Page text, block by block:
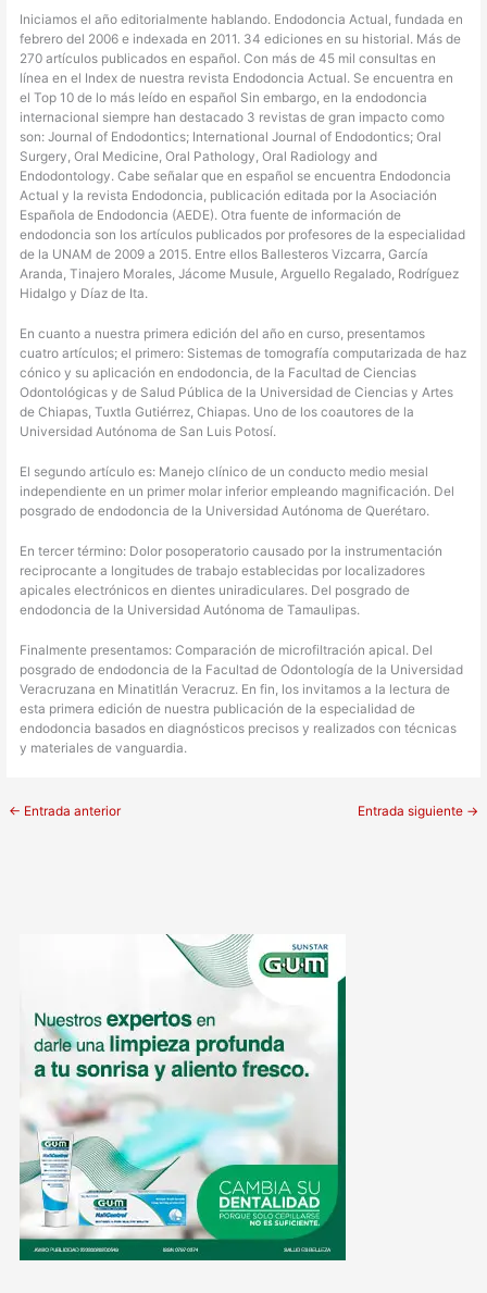
Iniciamos el año editorialmente hablando. Endodoncia Actual, fundada en
febrero del 2006 e indexada en 2011. 34 ediciones en su historial. Más de
270 artículos publicados en español. Con más de 45 mil consultas en
línea en el Index de nuestra revista Endodoncia Actual. Se encuentra en
el Top 10 de lo más leído en español Sin embargo, en la endodoncia
internacional siempre han destacado 3 revistas de gran impacto como
son: Journal of Endodontics; International Journal of Endodontics; Oral
Surgery, Oral Medicine, Oral Pathology, Oral Radiology and
Endodontology. Cabe señalar que en español se encuentra Endodoncia
Actual y la revista Endodoncia, publicación editada por la Asociación
Española de Endodoncia (AEDE). Otra fuente de información de
endodoncia son los artículos publicados por profesores de la especialidad
de la UNAM de 2009 a 2015. Entre ellos Ballesteros Vizcarra, García
Aranda, Tinajero Morales, Jácome Musule, Arguello Regalado, Rodríguez
Hidalgo y Díaz de Ita.
En cuanto a nuestra primera edición del año en curso, presentamos
cuatro artículos; el primero: Sistemas de tomografía computarizada de haz
cónico y su aplicación en endodoncia, de la Facultad de Ciencias
Odontológicas y de Salud Pública de la Universidad de Ciencias y Artes
de Chiapas, Tuxtla Gutiérrez, Chiapas. Uno de los coautores de la
Universidad Autónoma de San Luis Potosí.
El segundo artículo es: Manejo clínico de un conducto medio mesial
independiente en un primer molar inferior empleando magnificación. Del
posgrado de endodoncia de la Universidad Autónoma de Querétaro.
En tercer término: Dolor posoperatorio causado por la instrumentación
reciprocante a longitudes de trabajo establecidas por localizadores
apicales electrónicos en dientes uniradiculares. Del posgrado de
endodoncia de la Universidad Autónoma de Tamaulipas.
Finalmente presentamos: Comparación de microfiltración apical. Del
posgrado de endodoncia de la Facultad de Odontología de la Universidad
Veracruzana en Minatitlán Veracruz. En fin, los invitamos a la lectura de
esta primera edición de nuestra publicación de la especialidad de
endodoncia basados en diagnósticos precisos y realizados con técnicas
y materiales de vanguardia.
← Entrada anterior Entrada siguiente →